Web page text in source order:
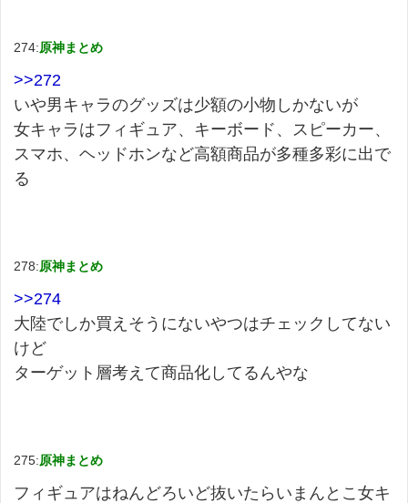
274:原神まとめ
>>272
いや男キャラのグッズは少額の小物しかないが
女キャラはフィギュア、キーボード、スピーカー、
スマホ、ヘッドホンなど高額商品が多種多彩に出で
る
278:原神まとめ
>>274
大陸でしか買えそうにないやつはチェックしてない
けど
ターゲット層考えて商品化してるんやな
275:原神まとめ
フィギュアはねんどろいど抜いたらいまんとこ女キ